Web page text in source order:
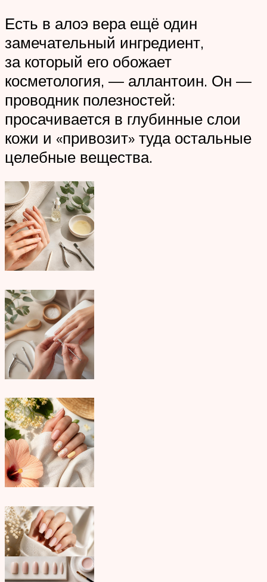
Есть в алоэ вера ещё один
замечательный ингредиент,
за который его обожает
косметология, — аллантоин. Он —
проводник полезностей:
просачивается в глубинные слои
кожи и «привозит» туда остальные
целебные вещества.